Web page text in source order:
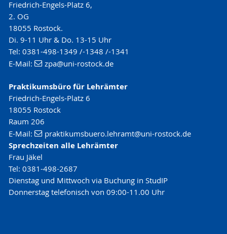
Friedrich-Engels-Platz 6,
2. OG
18055 Rostock.
Di. 9-11 Uhr & Do. 13-15 Uhr
Tel: 0381-498-1349 /-1348 /-1341
E-Mail:
zpa@uni-rostock.de
Praktikumsbüro für Lehrämter
Friedrich-Engels-Platz 6
18055 Rostock
Raum 206
E-Mail:
praktikumsbuero.lehramt@uni-rostock.de
Sprechzeiten alle Lehrämter
Frau Jäkel
Tel: 0381-498-2687
Dienstag und Mittwoch via Buchung in StudIP
Donnerstag telefonisch von 09:00-11.00 Uhr